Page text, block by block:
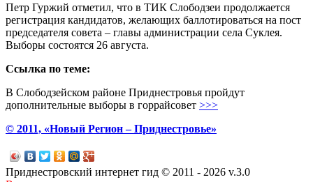
Петр Гуржий отметил, что в ТИК Слободзеи продолжается
регистрация кандидатов, желающих баллотироваться на пост
председателя совета – главы администрации села Суклея.
Выборы состоятся 26 августа.
Ссылка по теме:
В Слободзейском районе Приднестровья пройдут
дополнительные выборы в горрайсовет >>>
© 2011, «Новый Регион – Приднестровье»
Приднестровский интернет гид © 2011 - 2026 v.3.0